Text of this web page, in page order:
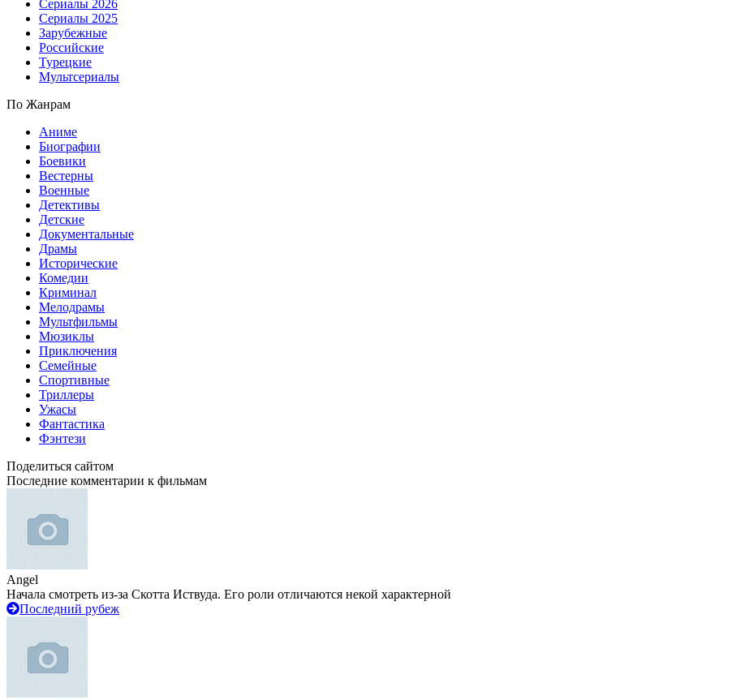
Сериалы 2026
Сериалы 2025
Зарубежные
Российские
Турецкие
Мультсериалы
По Жанрам
Аниме
Биографии
Боевики
Вестерны
Военные
Детективы
Детские
Документальные
Драмы
Исторические
Комедии
Криминал
Мелодрамы
Мультфильмы
Мюзиклы
Приключения
Семейные
Спортивные
Триллеры
Ужасы
Фантастика
Фэнтези
Поделиться сайтом
Последние комментарии к фильмам
Angel
Начала смотреть из-за Скотта Иствуда. Его роли отличаются некой характерной
Последний рубеж